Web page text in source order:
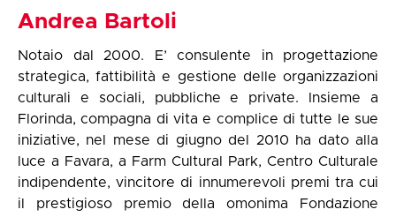
Andrea Bartoli
Notaio dal 2000. E’ consulente in progettazione
strategica, fattibilità e gestione delle organizzazioni
culturali e sociali, pubbliche e private. Insieme a
Florinda, compagna di vita e complice di tutte le sue
iniziative, nel mese di giugno del 2010 ha dato alla
luce a Favara, a Farm Cultural Park, Centro Culturale
indipendente, vincitore di innumerevoli premi tra cui
il prestigioso premio della omonima Fondazione